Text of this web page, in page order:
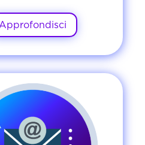
Approfondisci